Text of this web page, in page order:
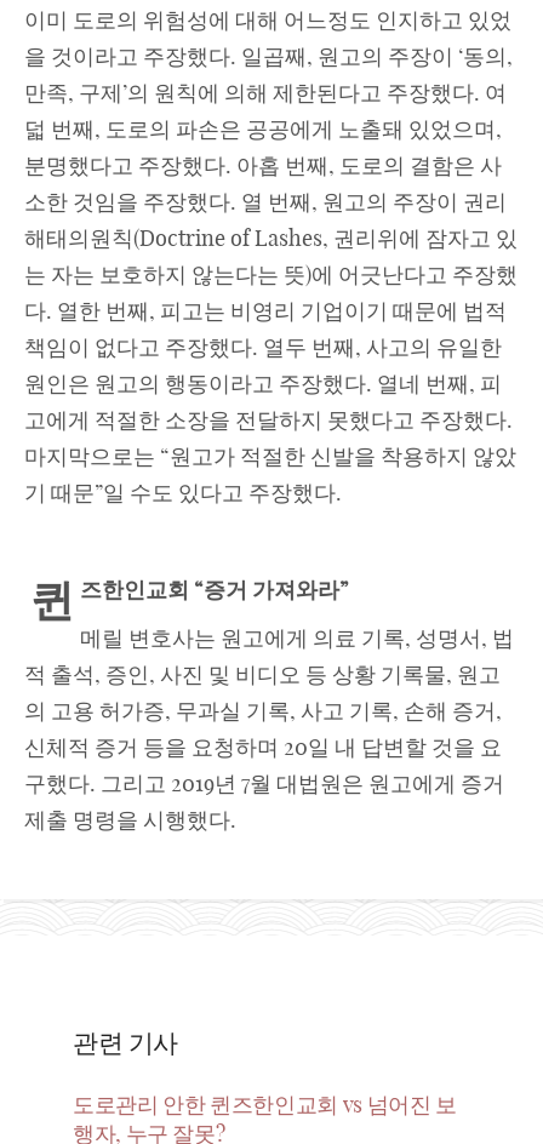
이미 도로의 위험성에 대해 어느정도 인지하고 있었
을 것이라고 주장했다. 일곱째, 원고의 주장이 ‘동의,
만족, 구제’의 원칙에 의해 제한된다고 주장했다. 여
덟 번째, 도로의 파손은 공공에게 노출돼 있었으며,
분명했다고 주장했다. 아홉 번째, 도로의 결함은 사
소한 것임을 주장했다. 열 번째, 원고의 주장이 권리
해태의원칙(Doctrine of Lashes, 권리위에 잠자고 있
는 자는 보호하지 않는다는 뜻)에 어긋난다고 주장했
다. 열한 번째, 피고는 비영리 기업이기 때문에 법적
책임이 없다고 주장했다. 열두 번째, 사고의 유일한
원인은 원고의 행동이라고 주장했다. 열네 번째, 피
고에게 적절한 소장을 전달하지 못했다고 주장했다.
마지막으로는 “원고가 적절한 신발을 착용하지 않았
기 때문”일 수도 있다고 주장했다.
퀸 즈한인교회 “증거 가져와라”
메릴 변호사는 원고에게 의료 기록, 성명서, 법
적 출석, 증인, 사진 및 비디오 등 상황 기록물, 원고
의 고용 허가증, 무과실 기록, 사고 기록, 손해 증거,
신체적 증거 등을 요청하며 20일 내 답변할 것을 요
구했다. 그리고 2019년 7월 대법원은 원고에게 증거
제출 명령을 시행했다.
관련 기사
도로관리 안한 퀸즈한인교회 vs 넘어진 보
행자, 누구 잘못?